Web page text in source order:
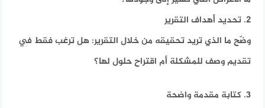
2. تحديد أهداف التقرير
وضّح ما الذي تريد تحقيقه من خلال التقرير: هل ترغب فقط في
تقديم وصف للمشكلة أم اقتراح حلول لها؟
3. كتابة مقدمة واضحة